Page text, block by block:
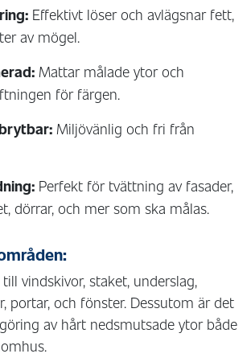
Effektivt löser och avlägsnar fett,
av mögel.
Mattar målade ytor och
för färgen.
Miljövänlig och fri från
Perfekt för tvättning av fasader,
dörrar, och mer som ska målas.
vindskivor, staket, underslag,
portar, och fönster. Dessutom är det
av hårt nedsmutsade ytor både